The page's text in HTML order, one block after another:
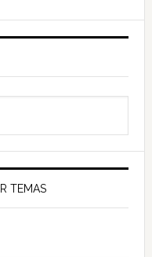
TEMAS